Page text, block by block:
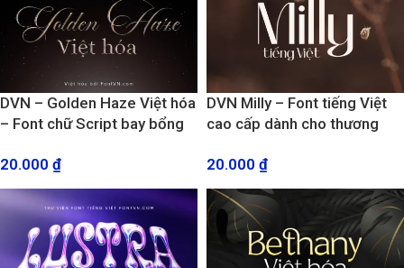
DVN – Golden Haze Việt hóa
– Font chữ Script bay bổng
20.000 ₫
DVN Milly – Font tiếng Việt
cao cấp dành cho thương
20.000 ₫